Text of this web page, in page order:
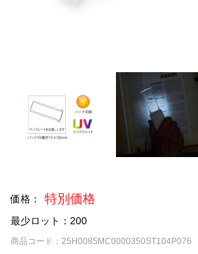
価格： 特別価格
最少ロット：200
商品コード：25H0085MC0000350ST104P076